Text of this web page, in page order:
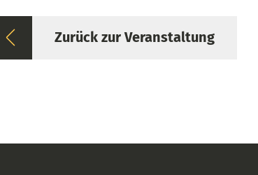
Zurück zur Veranstaltung